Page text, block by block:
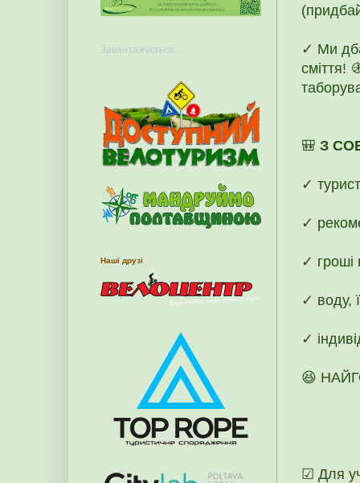
✓ Ми
сміття!
🎒 З
✓
✓
✓ гроші
✓ воду,
✓
😆
☑ Для
Завантажується...
Наші друзі